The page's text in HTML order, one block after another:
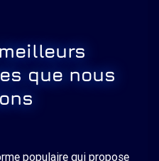
que nous
populaire qui propose